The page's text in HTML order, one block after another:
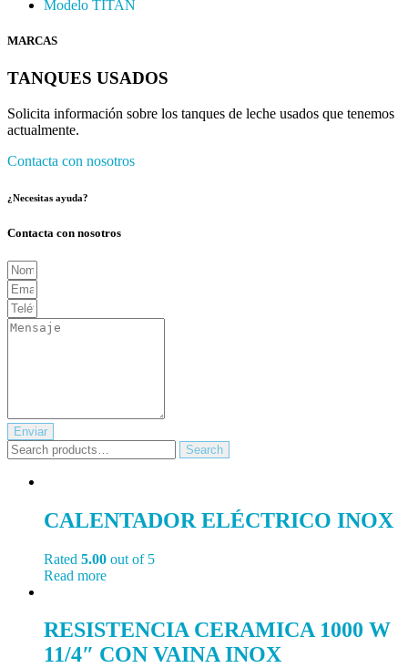
Modelo TITAN
MARCAS
TANQUES USADOS
Solicita información sobre los tanques de leche usados que tenemos
actualmente.
Contacta con nosotros
¿Necesitas ayuda?
Contacta con nosotros
Enviar
Search
for:
Search
CALENTADOR ELÉCTRICO INOX
Rated 5.00 out of 5
Read more
RESISTENCIA CERAMICA 1000 W
11/4″ CON VAINA INOX